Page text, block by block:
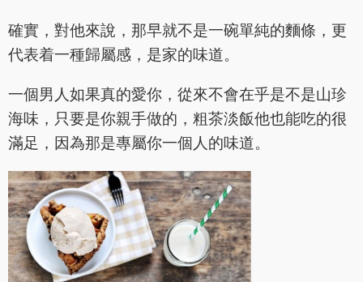
確實，對他來說，那早就不是一碗單純的麵條，更
代表着一種歸屬感，是家的味道。
一個男人如果真的愛你，從來不會在乎是不是山珍
海味，只要是你親手做的，粗茶淡飯他也能吃的很
滿足，因為那是專屬你一個人的味道。